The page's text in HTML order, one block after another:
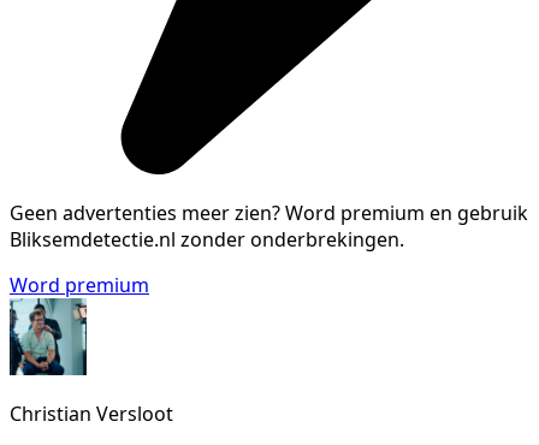
Geen advertenties meer zien?Word premium en gebruik
Bliksemdetectie.nl zonder onderbrekingen.
Word premium
Christian Versloot